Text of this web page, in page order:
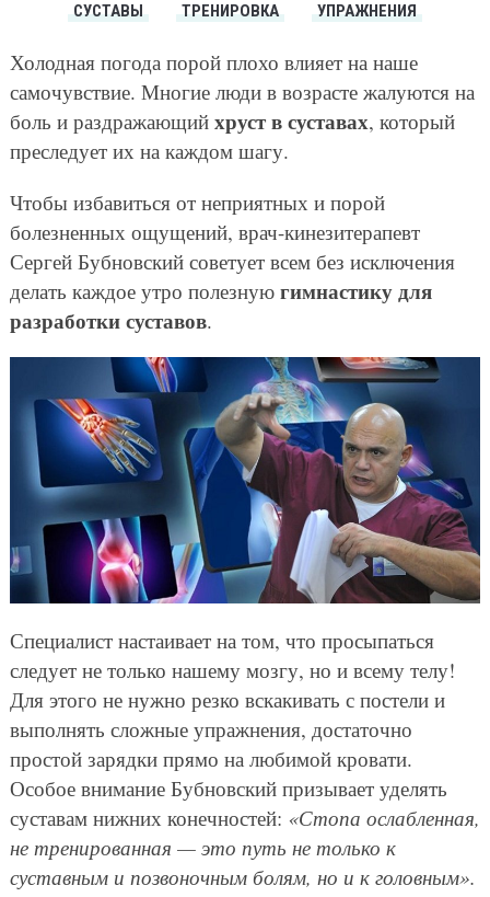
СУСТАВЫ
ТРЕНИРОВКА УПРАЖНЕНИЯ
Холодная погода порой плохо влияет на наше
самочувствие. Многие люди в возрасте жалуются на
боль и раздражающий хруст в суставах, который
преследует их на каждом шагу.
Чтобы избавиться от неприятных и порой
болезненных ощущений, врач-кинезитерапевт
Сергей Бубновский советует всем без исключения
делать каждое утро полезную гимнастику для
разработки суставов.
Специалист настаивает на том, что просыпаться
следует не только нашему мозгу, но и всему телу!
Для этого не нужно резко вскакивать с постели и
выполнять сложные упражнения, достаточно
простой зарядки прямо на любимой кровати.
Особое внимание Бубновский призывает уделять
суставам нижних конечностей: «Стопа ослабленная,
не тренированная — это путь не только к
суставным и позвоночным болям, но и к головным».